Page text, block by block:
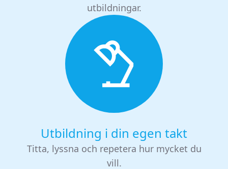
utbildningar.
Utbildning i din egen takt
Titta, lyssna och repetera hur mycket du
vill.